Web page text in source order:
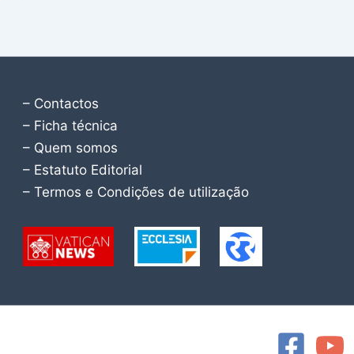
– Contactos
– Ficha técnica
– Quem somos
– Estatuto Editorial
– Termos e Condições de utilização